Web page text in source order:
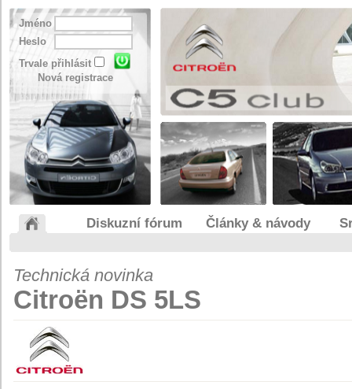
Jméno
Heslo
Trvale přihlásit
Nová registrace
Diskuzní fórum Články & návody
Technická novinka
Citroën DS 5LS